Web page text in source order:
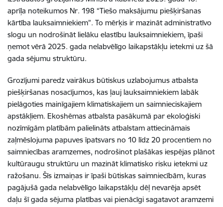
aprīļa noteikumos Nr. 198 “Tiešo maksājumu piešķiršanas
kārtība lauksaimniekiem”. To mērķis ir mazināt administratīvo
slogu un nodrošināt lielāku elastību lauksaimniekiem, īpaši
ņemot vērā 2025. gada nelabvēlīgo laikapstākļu ietekmi uz šā
gada sējumu struktūru.
Grozījumi paredz vairākus būtiskus uzlabojumus atbalsta
piešķiršanas nosacījumos, kas ļauj lauksaimniekiem labāk
pielāgoties mainīgajiem klimatiskajiem un saimnieciskajiem
apstākļiem. Ekoshēmas atbalsta pasākumā par ekoloģiski
nozīmīgām platībām palielināts atbalstam attiecināmais
zaļmēslojuma papuves īpatsvars no 10 līdz 20 procentiem no
saimniecības aramzemes, nodrošinot plašākas iespējas plānot
kultūraugu struktūru un mazināt klimatisko risku ietekmi uz
ražošanu. Šīs izmaiņas ir īpaši būtiskas saimniecībām, kuras
pagājušā gada nelabvēlīgo laikapstākļu dēļ nevarēja apsēt
daļu šī gada sējuma platības vai pienācīgi sagatavot aramzemi